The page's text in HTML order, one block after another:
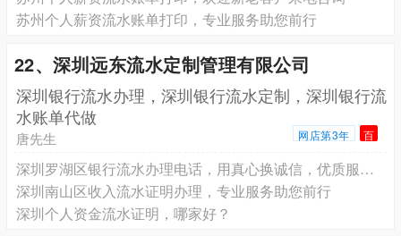
苏州个人薪资流水账单打印，专业服务助您前行
22、深圳远东流水定制管理有限公司
深圳银行流水办理，深圳银行流水定制，深圳银行流
水账单代做
唐先生 网店第3年 百
深圳罗湖区银行流水办理电话，用真心换诚信，优质服务请放心
深圳南山区收入流水证明办理，专业服务助您前行
深圳个人资金流水证明，哪家好？